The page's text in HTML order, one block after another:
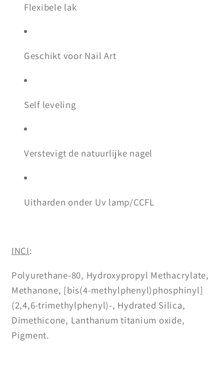
Flexibele lak
Geschikt voor Nail Art
Self leveling
Verstevigt de natuurlijke nagel
Uitharden onder Uv lamp/CCFL
INCI:
Polyurethane-80, Hydroxypropyl Methacrylate,
Methanone, [bis(4-methylphenyl)phosphinyl]
(2,4,6-trimethylphenyl)-, Hydrated Silica,
Dimethicone, Lanthanum titanium oxide,
Pigment.